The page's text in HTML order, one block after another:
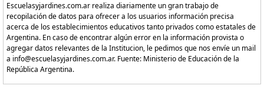
Escuelasyjardines.com.ar realiza diariamente un gran trabajo de
recopilación de datos para ofrecer a los usuarios información precisa
acerca de los establecimientos educativos tanto privados como estatales de
Argentina. En caso de encontrar algún error en la información provista o
agregar datos relevantes de la Institucion, le pedimos que nos envíe un mail
a info@escuelasyjardines.com.ar. Fuente: Ministerio de Educación de la
República Argentina.